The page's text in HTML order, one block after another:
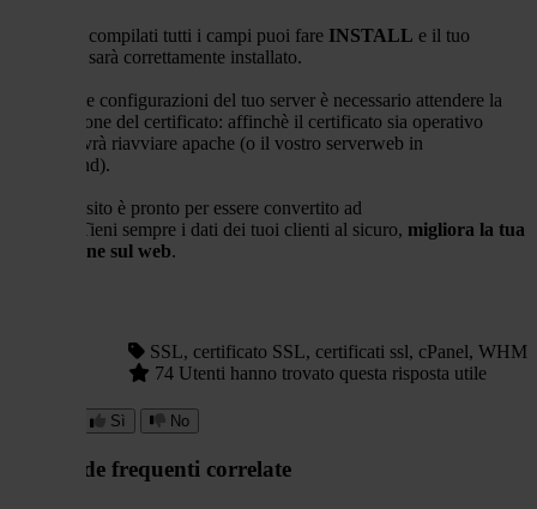
Una volta compilati tutti i campi puoi fare INSTALL e il tuo
certificato sarà correttamente installato.
In base alle configurazioni del tuo server è necessario attendere la
propagazione del certificato: affinchè il certificato sia operativo
WHM dovrà riavviare apache (o il vostro serverweb in
background).
Ora il tuo sito è pronto per essere convertito ad
Tieni sempre i dati dei tuoi clienti al sicuro, migliora la tua
reputazione sul web.
SSL, certificato SSL, certificati ssl, cPanel, WHM
74 Utenti hanno trovato questa risposta utile
Sì No
Domande frequenti correlate